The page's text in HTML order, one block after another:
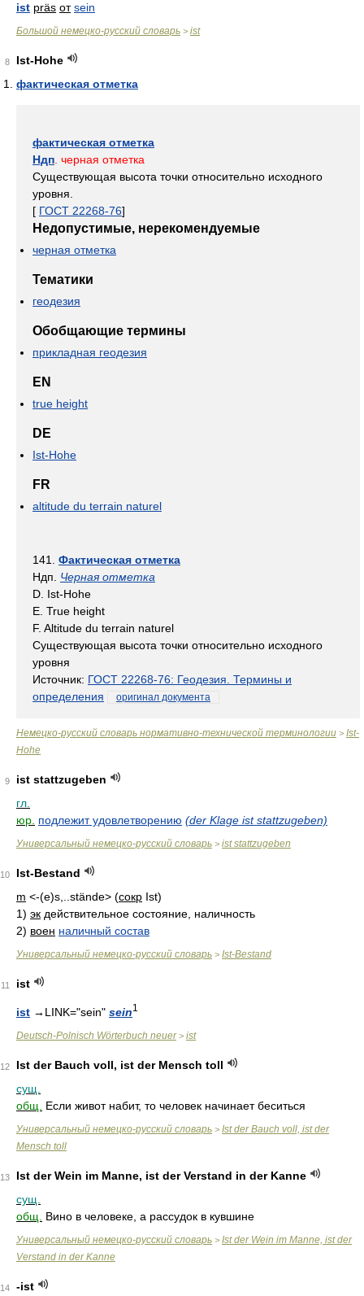
ist präs от sein
Большой немецко-русский словарь > ist
8
Ist-Hohe
фактическая отметка
фактическая отметка
Ндп . черная отметка
Существующая высота точки относительно исходного
уровня.
[ ГОСТ 22268-76]
Недопустимые, нерекомендуемые
черная отметка
Тематики
геодезия
Обобщающие термины
прикладная геодезия
EN
true height
DE
Ist-Hohe
FR
altitude du terrain naturel
141. Фактическая отметка
Ндп. Черная отметка
D. Ist-Hohe
Е. True height
F. Altitude du terrain naturel
Существующая высота точки относительно исходного
уровня
Источник: ГОСТ 22268-76: Геодезия. Термины и
определения
оригинал документа
Немецко-русский словарь нормативно-технической терминологии > Ist-
Hohe
9
ist stattzugeben
гл.
юр. подлежит удовлетворению (der Klage ist stattzugeben)
Универсальный немецко-русский словарь > ist stattzugeben
10
Ist-Bestand
m <-(e)s,..stände> (сокр Ist)
1) эк действительное состояние, наличность
2) воен наличный состав
Универсальный немецко-русский словарь > Ist-Bestand
11 ist
ist → LINK="sein" sein1
Deutsch-Polnisch Wörterbuch neuer> ist
12
Ist der Bauch voll, ist der Mensch toll
сущ.
общ.
Если живот набит, то человек начинает беситься
Универсальный немецко-русский словарь > Ist der Bauch voll, ist der
Mensch toll
13
Ist der Wein im Manne, ist der Verstand in der Kanne
сущ.
общ.
Вино в человеке, а рассудок в кувшине
Универсальный немецко-русский словарь > Ist der Wein im Manne, ist der
Verstand in der Kanne
14 -ist